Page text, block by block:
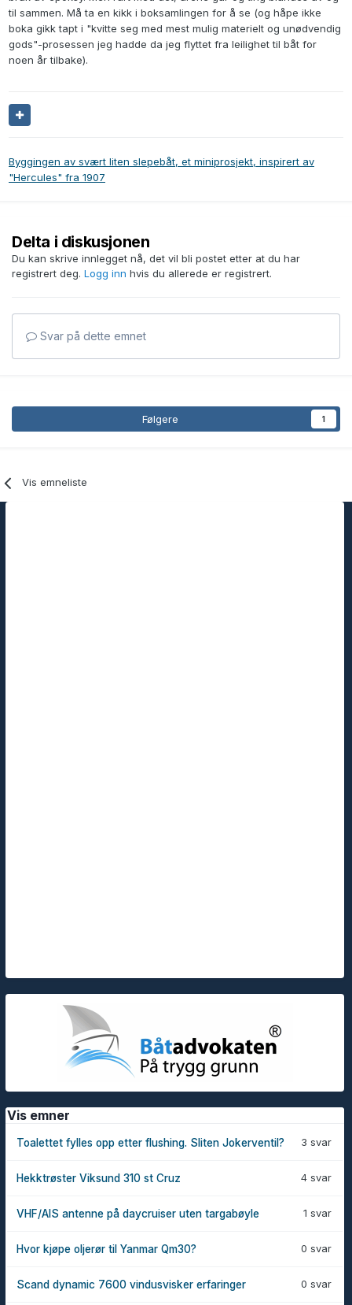
til sammen. Må ta en kikk i boksamlingen for å se (og håpe ikke
boka gikk tapt i "kvitte seg med mest mulig materielt og unødvendig
gods"-prosessen jeg hadde da jeg flyttet fra leilighet til båt for
noen år tilbake).
Byggingen av svært liten slepebåt, et miniprosjekt, inspirert av
"Hercules" fra 1907
Delta i diskusjonen
Du kan skrive innlegget nå, det vil bli postet etter at du har
registrert deg. Logg inn hvis du allerede er registrert.
Svar på dette emnet
Følgere 1
Vis emneliste
Vis emner
3 svar
Toalettet fylles opp etter flushing. Sliten Jokerventil?
4 svar
Hekktrøster Viksund 310 st Cruz
1 svar
VHF/AIS antenne på daycruiser uten targabøyle
0 svar
Hvor kjøpe oljerør til Yanmar Qm30?
0 svar
Scand dynamic 7600 vindusvisker erfaringer